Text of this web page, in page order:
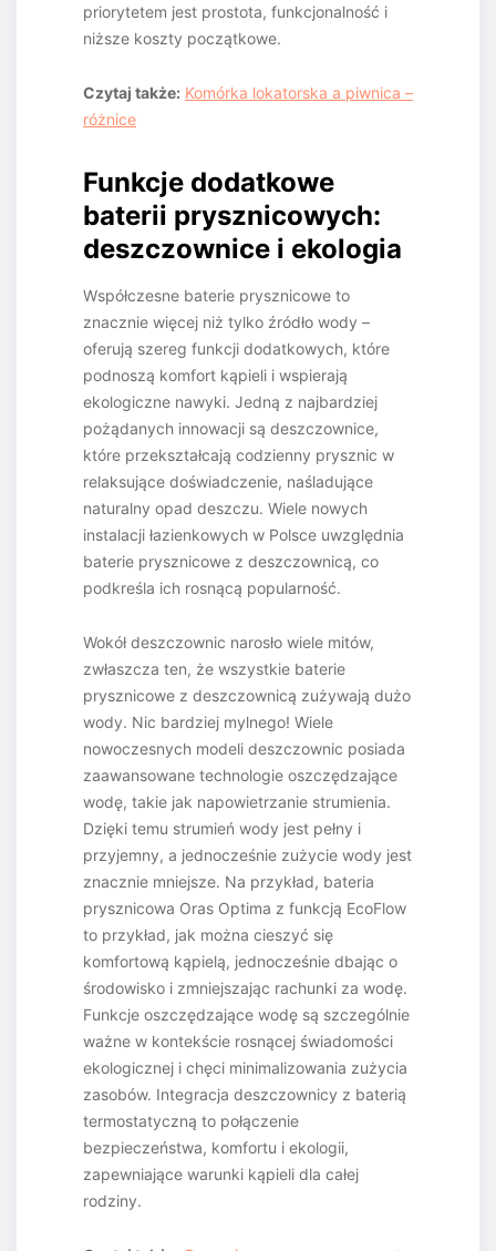
priorytetem jest prostota, funkcjonalność i
niższe koszty początkowe.
Czytaj także: Komórka lokatorska a piwnica –
różnice
Funkcje dodatkowe
baterii prysznicowych:
deszczownice i ekologia
Współczesne baterie prysznicowe to
znacznie więcej niż tylko źródło wody –
oferują szereg funkcji dodatkowych, które
podnoszą komfort kąpieli i wspierają
ekologiczne nawyki. Jedną z najbardziej
pożądanych innowacji są deszczownice,
które przekształcają codzienny prysznic w
relaksujące doświadczenie, naśladujące
naturalny opad deszczu. Wiele nowych
instalacji łazienkowych w Polsce uwzględnia
baterie prysznicowe z deszczownicą, co
podkreśla ich rosnącą popularność.
Wokół deszczownic narosło wiele mitów,
zwłaszcza ten, że wszystkie baterie
prysznicowe z deszczownicą zużywają dużo
wody. Nic bardziej mylnego! Wiele
nowoczesnych modeli deszczownic posiada
zaawansowane technologie oszczędzające
wodę, takie jak napowietrzanie strumienia.
Dzięki temu strumień wody jest pełny i
przyjemny, a jednocześnie zużycie wody jest
znacznie mniejsze. Na przykład, bateria
prysznicowa Oras Optima z funkcją EcoFlow
to przykład, jak można cieszyć się
komfortową kąpielą, jednocześnie dbając o
środowisko i zmniejszając rachunki za wodę.
Funkcje oszczędzające wodę są szczególnie
ważne w kontekście rosnącej świadomości
ekologicznej i chęci minimalizowania zużycia
zasobów. Integracja deszczownicy z baterią
termostatyczną to połączenie
bezpieczeństwa, komfortu i ekologii,
zapewniające warunki kąpieli dla całej
rodziny.